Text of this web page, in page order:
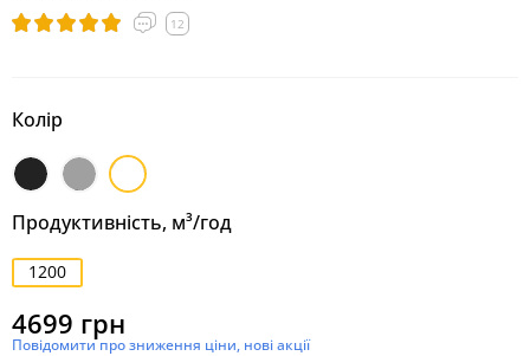
12
Колір
ЧорнийНержавіюча
сталь
Білий
Продуктивність, м³/год
1200
4699 грн
Повідомити про зниження ціни, нові акції